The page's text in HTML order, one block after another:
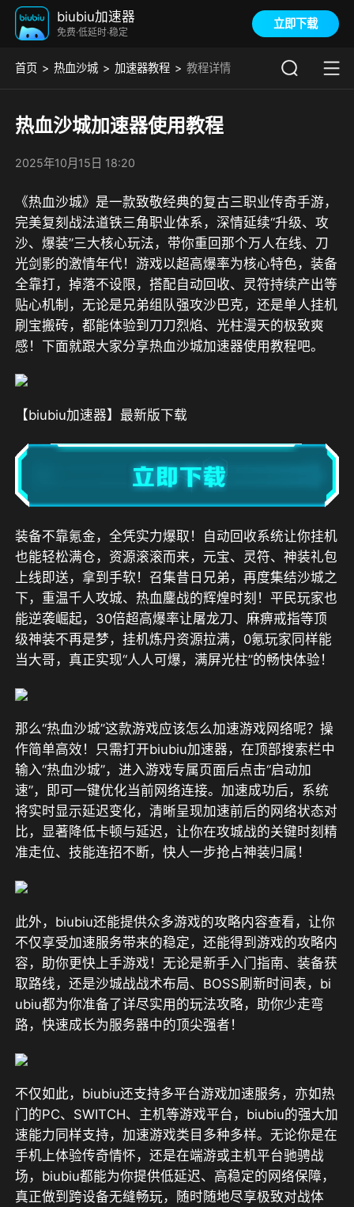
biubiu加速器
免费·低延时·稳定
立即下载
首页 热血沙城 加速器教程 教程详情
热血沙城加速器使用教程
2025年10月15日 18:20
《热血沙城》是一款致敬经典的复古三职业传奇手游，
完美复刻战法道铁三角职业体系，深情延续“升级、攻
沙、爆装”三大核心玩法，带你重回那个万人在线、刀
光剑影的激情年代！游戏以超高爆率为核心特色，装备
全靠打，掉落不设限，搭配自动回收、灵符持续产出等
贴心机制，无论是兄弟组队强攻沙巴克，还是单人挂机
刷宝搬砖，都能体验到刀刀烈焰、光柱漫天的极致爽
感！下面就跟大家分享热血沙城加速器使用教程吧。
【biubiu加速器】最新版下载
装备不靠氪金，全凭实力爆取！自动回收系统让你挂机
也能轻松满仓，资源滚滚而来，元宝、灵符、神装礼包
上线即送，拿到手软！召集昔日兄弟，再度集结沙城之
下，重温千人攻城、热血鏖战的辉煌时刻！平民玩家也
能逆袭崛起，30倍超高爆率让屠龙刀、麻痹戒指等顶
级神装不再是梦，挂机炼丹资源拉满，0氪玩家同样能
当大哥，真正实现“人人可爆，满屏光柱”的畅快体验！
那么“热血沙城”这款游戏应该怎么加速游戏网络呢？操
作简单高效！只需打开biubiu加速器，在顶部搜索栏中
输入“热血沙城”，进入游戏专属页面后点击“启动加
速”，即可一键优化当前网络连接。加速成功后，系统
将实时显示延迟变化，清晰呈现加速前后的网络状态对
比，显著降低卡顿与延迟，让你在攻城战的关键时刻精
准走位、技能连招不断，快人一步抢占神装归属！
此外，biubiu还能提供众多游戏的攻略内容查看，让你
不仅享受加速服务带来的稳定，还能得到游戏的攻略内
容，助你更快上手游戏！无论是新手入门指南、装备获
取路线，还是沙城战战术布局、BOSS刷新时间表，bi
ubiu都为你准备了详尽实用的玩法攻略，助你少走弯
路，快速成长为服务器中的顶尖强者！
不仅如此，biubiu还支持多平台游戏加速服务，亦如热
门的PC、SWITCH、主机等游戏平台，biubiu的强大加
速能力同样支持，加速游戏类目多种多样。无论你是在
手机上体验传奇情怀，还是在端游或主机平台驰骋战
场，biubiu都能为你提供低延迟、高稳定的网络保障，
真正做到跨设备无缝畅玩，随时随地尽享极致对战体